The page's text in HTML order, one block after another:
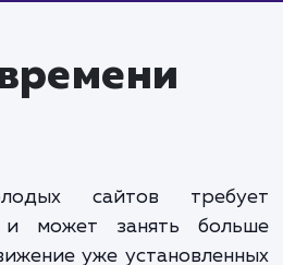
Это включает в себя
контента и структуры,
построение обратных
сайта.
что продвижение молодых
требующий времени и
будущее вашего бизнеса, и